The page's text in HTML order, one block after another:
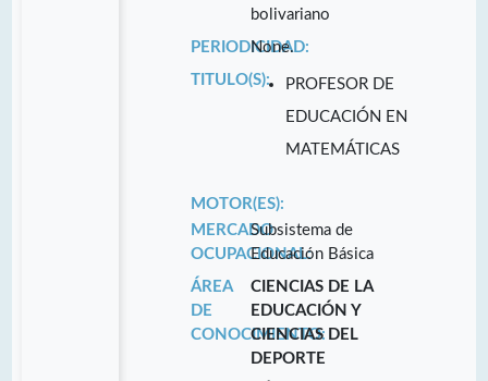
bolivariano
PERIODICIDAD:
None.
TITULO(S):
PROFESOR DE
EDUCACIÓN EN
MATEMÁTICAS
MOTOR(ES):
MERCADO
OCUPACIONAL:
Subsistema de
Educación Básica
ÁREA
DE
CONOCIMIENTO:
CIENCIAS DE LA
EDUCACIÓN Y
CIENCIAS DEL
DEPORTE